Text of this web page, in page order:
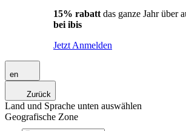
15% rabatt das ganze Jahr über
bei ibis
Jetzt Anmelden
en
Zurück
Land und Sprache unten auswählen
Geografische Zone